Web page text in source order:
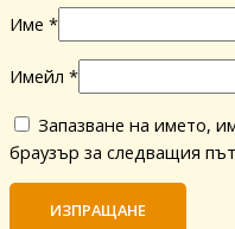
Име *
Имейл *
Запазване на името,
браузър за следващия